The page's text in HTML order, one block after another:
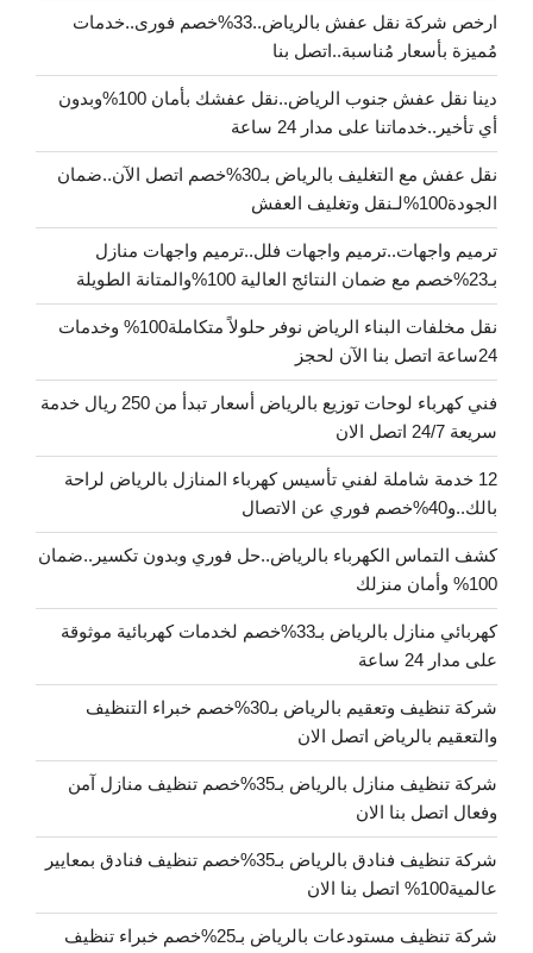
ارخص شركة نقل عفش بالرياض..33%خصم فورى..خدمات
مُميزة بأسعار مُناسبة..اتصل بنا
دينا نقل عفش جنوب الرياض..نقل عفشك بأمان 100%وبدون
أي تأخير..خدماتنا على مدار 24 ساعة
نقل عفش مع التغليف بالرياض بـ30%خصم اتصل الآن..ضمان
الجودة100%لـنقل وتغليف العفش
ترميم واجهات..ترميم واجهات فلل..ترميم واجهات منازل
بـ23%خصم مع ضمان النتائج العالية 100%والمتانة الطويلة
نقل مخلفات البناء الرياض نوفر حلولاً متكاملة100% وخدمات
24ساعة اتصل بنا الآن لحجز
فني كهرباء لوحات توزيع بالرياض أسعار تبدأ من 250 ريال خدمة
سريعة 24/7 اتصل الان
12 خدمة شاملة لفني تأسيس كهرباء المنازل بالرياض لراحة
بالك..و40%خصم فوري عن الاتصال
كشف التماس الكهرباء بالرياض..حل فوري وبدون تكسير..ضمان
100% وأمان منزلك
كهربائي منازل بالرياض بـ33%خصم لخدمات كهربائية موثوقة
على مدار 24 ساعة
شركة تنظيف وتعقيم بالرياض بـ30%خصم خبراء التنظيف
والتعقيم بالرياض اتصل الان
شركة تنظيف منازل بالرياض بـ35%خصم تنظيف منازل آمن
وفعال اتصل بنا الان
شركة تنظيف فنادق بالرياض بـ35%خصم تنظيف فنادق بمعايير
عالمية100% اتصل بنا الان
شركة تنظيف مستودعات بالرياض بـ25%خصم خبراء تنظيف